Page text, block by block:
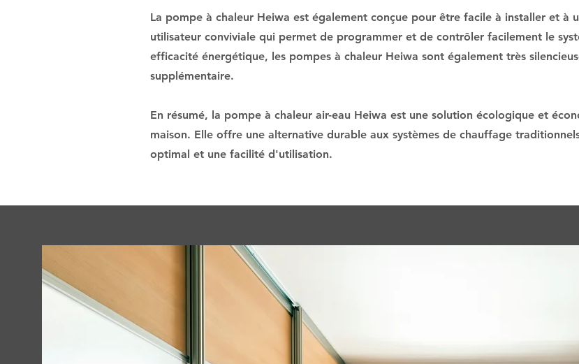
La pompe à chaleur Heiwa est également conçue pour être facile à installer et à
utilisateur conviviale qui permet de programmer et de contrôler facilement le
efficacité énergétique, les pompes à chaleur Heiwa sont également très
supplémentaire.
En résumé, la pompe à chaleur air-eau Heiwa est une solution écologique et
maison. Elle offre une alternative durable aux systèmes de chauffage
optimal et une facilité d'utilisation.